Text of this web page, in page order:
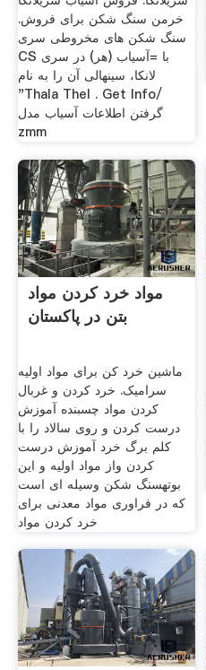
خرمن سنگ شکن برای فروش.
سنگ شکن های مخروطی سری
CS با =آسیاب (هر) در سری
لانکا، سینهالی آن را به نام
"Thala Thel . Get Info/
گرفتن اطلاعات آسیاب مدل
zmm
مواد خرد کردن مواد
بتن در پاکستان
ماشین خرد کن برای مواد اولیه
سرامیک. خرد کردن و غربال
کردن مواد چسبنده آموزش
درست کردن و روی سالاد را با
کلم برگ خرد آموزش درست
کردن واز مواد اولیه و این
بوتهسنگ شکن وسیله ای است
که در فراوری مواد معدنی برای
خرد کردن مواد